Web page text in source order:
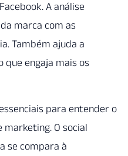
A análise
marca com as
Também ajuda a
engaja mais os
para entender o
O social
se compara à